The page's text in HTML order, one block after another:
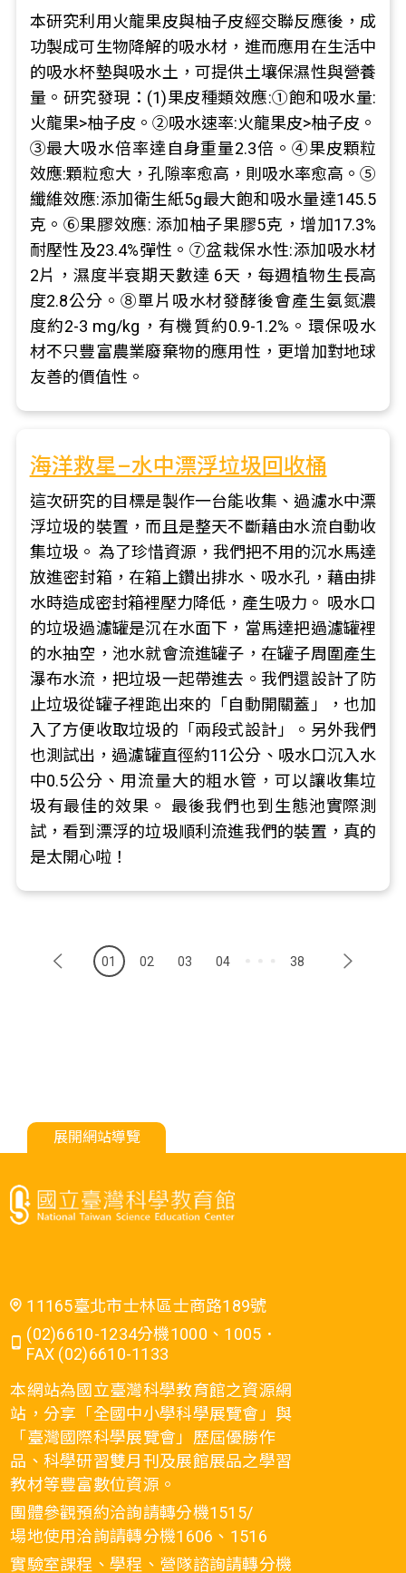
本研究利用火龍果皮與柚子皮經交聯反應後，成
功製成可生物降解的吸水材，進而應用在生活中
的吸水杯墊與吸水土，可提供土壤保濕性與營養
量。研究發現：(1)果皮種類效應:①飽和吸水量:
火龍果>柚子皮。②吸水速率:火龍果皮>柚子皮。
③最大吸水倍率達自身重量2.3倍。④果皮顆粒
效應:顆粒愈大，孔隙率愈高，則吸水率愈高。⑤
纖維效應:添加衛生紙5g最大飽和吸水量達145.5
克。⑥果膠效應: 添加柚子果膠5克，增加17.3%
耐壓性及23.4%彈性。⑦盆栽保水性:添加吸水材
2片，濕度半衰期天數達 6天，每週植物生長高
度2.8公分。⑧單片吸水材發酵後會產生氨氮濃
度約2-3 mg/kg，有機質約0.9-1.2%。環保吸水
材不只豐富農業廢棄物的應用性，更增加對地球
友善的價值性。
海洋救星–水中漂浮垃圾回收桶
這次研究的目標是製作一台能收集、過濾水中漂
浮垃圾的裝置，而且是整天不斷藉由水流自動收
集垃圾。 為了珍惜資源，我們把不用的沉水馬達
放進密封箱，在箱上鑽出排水、吸水孔，藉由排
水時造成密封箱裡壓力降低，產生吸力。 吸水口
的垃圾過濾罐是沉在水面下，當馬達把過濾罐裡
的水抽空，池水就會流進罐子，在罐子周圍產生
瀑布水流，把垃圾一起帶進去。我們還設計了防
止垃圾從罐子裡跑出來的「自動開關蓋」，也加
入了方便收取垃圾的「兩段式設計」。另外我們
也測試出，過濾罐直徑約11公分、吸水口沉入水
中0.5公分、用流量大的粗水管，可以讓收集垃
圾有最佳的效果。 最後我們也到生態池實際測
試，看到漂浮的垃圾順利流進我們的裝置，真的
是太開心啦！
01 02 03 04 38
展開網站導覽
11165臺北市士林區士商路189號
(02)6610-1234分機1000、1005．
FAX (02)6610-1133
本網站為國立臺灣科學教育館之資源網
站，分享「全國中小學科學展覽會」與
「臺灣國際科學展覽會」歷屆優勝作
品、科學研習雙月刊及展館展品之學習
教材等豐富數位資源。
團體參觀預約洽詢請轉分機1515/
場地使用洽詢請轉分機1606、1516
實驗室課程、學程、營隊諮詢請轉分機